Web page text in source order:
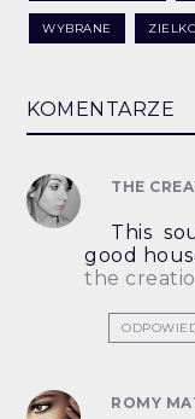
WYBRANE
KOMENTARZE
THE
This
good
the
ROMY